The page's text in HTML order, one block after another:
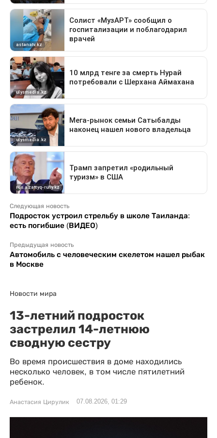
Следующая новость
Подросток устроил стрельбу в школе Таиланда:
есть погибшие (ВИДЕО)
Предыдущая новость
Автомобиль с человеческим скелетом нашел рыбак
в Москве
Новости мира
13-летний подросток
застрелил 14-летнюю
сводную сестру
Во время происшествия в доме находились
несколько человек, в том числе пятилетний
ребенок.
Анастасия Цирулик 07.08.2026, 01:29